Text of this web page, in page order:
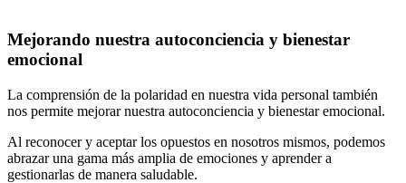
Mejorando nuestra autoconciencia y bienestar
emocional
La comprensión de la polaridad en nuestra vida personal también
nos permite mejorar nuestra autoconciencia y bienestar emocional.
Al reconocer y aceptar los opuestos en nosotros mismos, podemos
abrazar una gama más amplia de emociones y aprender a
gestionarlas de manera saludable.